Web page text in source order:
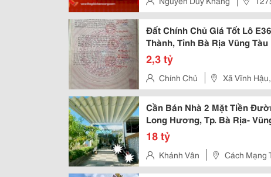
Khuôn Mặt Ai- 16 Thông Số Kỹ...
Tp.hcm
Đất Chính Chủ Giá Tốt Lô
Thành, Tỉnh Bà Rịa Vũng Tàu
2,3 tỷ
Chính Chủ Xã Vĩnh
Cần Bán Nhà 2 Mặt Tiền
Long Hương, Tp. Bà Rịa-
18 tỷ
Khánh Vân Cách Mạng